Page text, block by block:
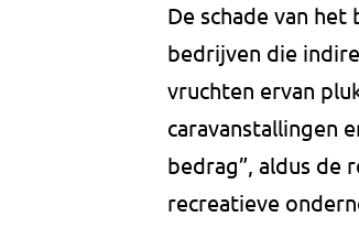
De schade van
bedrijven die
vruchten ervan
caravanstallingen
bedrag”, aldus de
recreatieve